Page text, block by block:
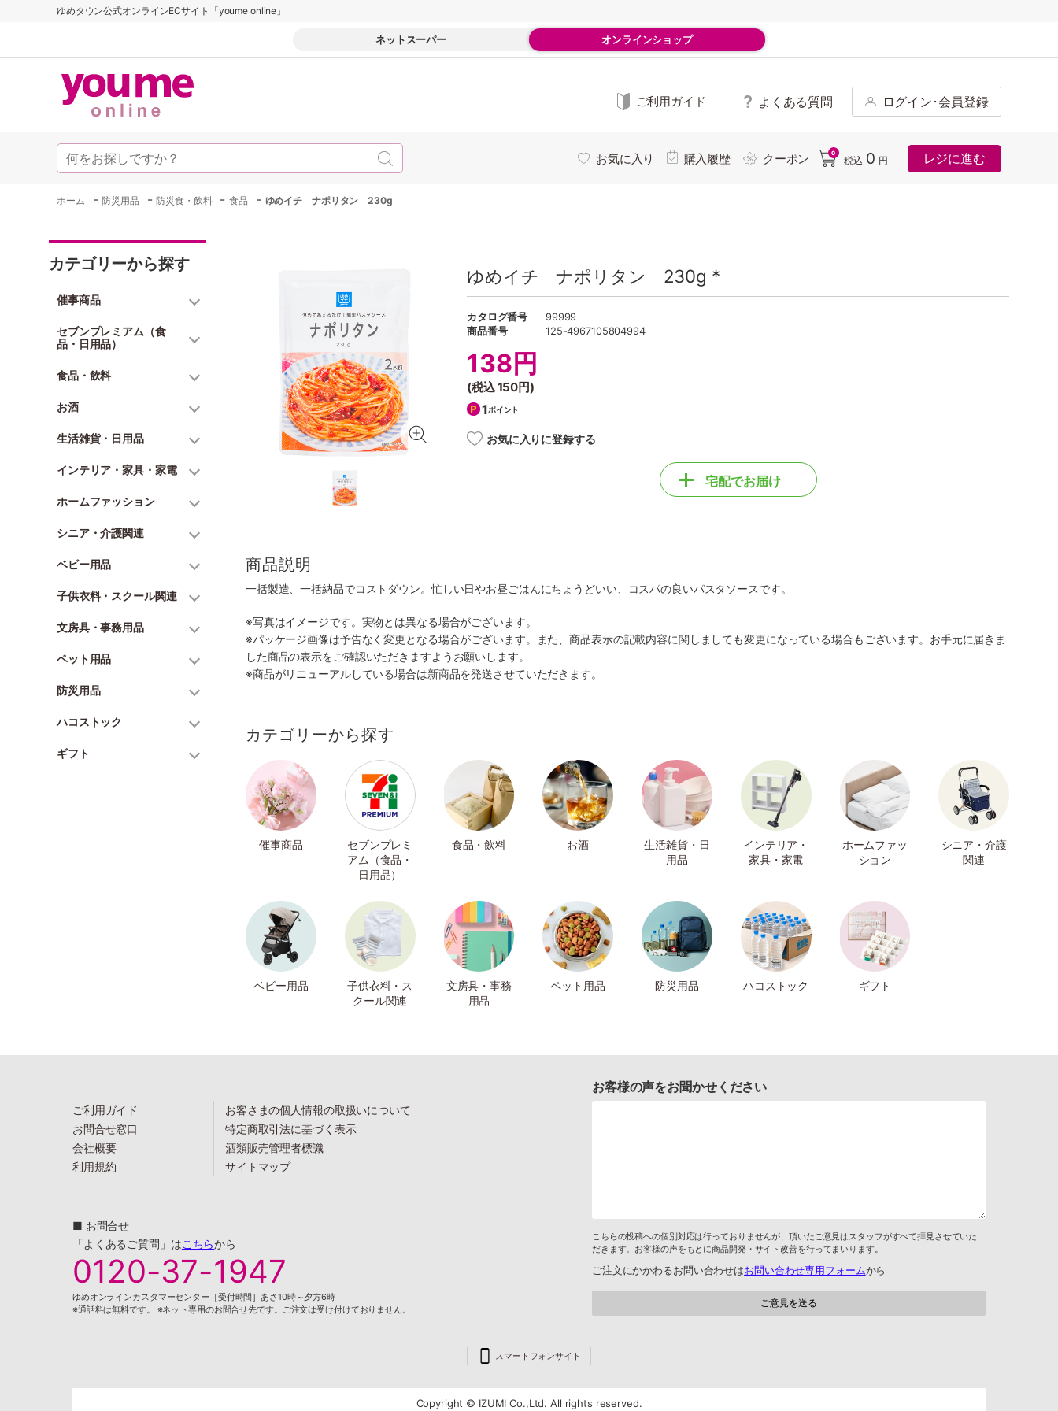
ゆめタウン公式オンラインECサイト「youme online」
ネットスーパー オンラインショップ
ご利用ガイド よくある質問 ログイン･会員登録
お気に入り 購入履歴 クーポン 0
税込 0 円 レジに進む
ホーム -防災用品 -防災食・飲料 -食品 - ゆめイチ ナポリタン 230g
カテゴリーから探す
催事商品
セブンプレミアム（食
品・日用品）
食品・飲料
お酒
生活雑貨・日用品
インテリア・家具・家電
ホームファッション
シニア・介護関連
ベビー用品
子供衣料・スクール関連
文房具・事務用品
ペット用品
防災用品
ハコストック
ギフト
ゆめイチ ナポリタン 230g *
カタログ番号
99999
商品番号
125-4967105804994
138円
(税込150円)
1ポイント
お気に入りに登録する
宅配でお届け
商品説明
一括製造、一括納品でコストダウン。忙しい日やお昼ごはんにちょうどいい、コスパの良いパスタソースです。
※写真はイメージです。実物とは異なる場合がございます。
※パッケージ画像は予告なく変更となる場合がございます。また、商品表示の記載内容に関しましても変更になっている場合もございます。お手元に届きま
した商品の表示をご確認いただきますようお願いします。
※商品がリニューアルしている場合は新商品を発送させていただきます。
カテゴリーから探す
催事商品
セブンプレミ
アム（食品・
日用品）
食品・飲料 お酒
生活雑貨・日
用品
インテリア・
家具・家電
ホームファッ
ション
シニア・介護
関連
ベビー用品
子供衣料・ス
クール関連
文房具・事務
用品
ペット用品 防災用品 ハコストック ギフト
ご利用ガイド
お問合せ窓口
会社概要
利用規約
お客さまの個人情報の取扱いについて
特定商取引法に基づく表示
酒類販売管理者標識
サイトマップ
■ お問合せ
「よくあるご質問」はこちらから
0120-37-1947
ゆめオンラインカスタマーセンター［受付時間］あさ10時～夕方6時
※通話料は無料です。 ※ネット専用のお問合せ先です。ご注文は受け付けておりません。
お客様の声をお聞かせください
こちらの投稿への個別対応は行っておりませんが、頂いたご意見はスタッフがすべて拝見させていた
だきます。お客様の声をもとに商品開発・サイト改善を行ってまいります。
ご注文にかかわるお問い合わせはお問い合わせ専用フォームから
スマートフォンサイト
Copyright © IZUMI Co.,Ltd. All rights reserved.